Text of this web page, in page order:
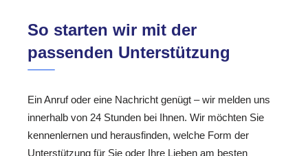
So starten wir mit der
passenden Unterstützung
Ein Anruf oder eine Nachricht genügt – wir melden uns
innerhalb von 24 Stunden bei Ihnen. Wir möchten Sie
kennenlernen und herausfinden, welche Form der
Unterstützung für Sie oder Ihre Lieben am besten